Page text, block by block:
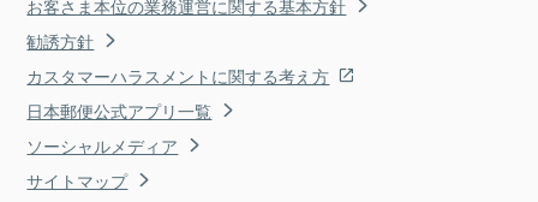
お客さま本位の業務運営に関する基本方針
勧誘方針
カスタマーハラスメントに関する考え方
日本郵便公式アプリ一覧
ソーシャルメディア
サイトマップ